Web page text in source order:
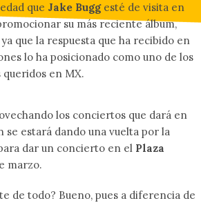
que Jake Buggesté de visita en
su más reciente álbum,
ya que la respuesta que ha recibido en
lo ha posicionado como uno de los
en MX.
los conciertos que dará en
se estará dando una vuelta por la
dar un concierto en el Plaza
marzo.
de todo? Bueno, pues a diferencia de